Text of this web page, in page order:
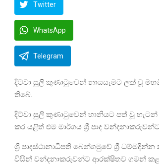
Twitter
WhatsApp
Telegram
දිට්වා සුලි කුණාටුවෙන් නායයෑමට ලක් වූ
තිබේ.
දිට්වා සුලි කුණාටුවෙන් හානියට පත් වූ හැටන්
කර යළිත් එම මාර්ගය ශ්‍රී පාද
ශ්‍රී පාදස්ථානාධිපති බෙන්ගමුවේ ශ්‍රී
විසින් වන්දනාකරුවන්ට ආරක්ෂිතව ගමන් කළ